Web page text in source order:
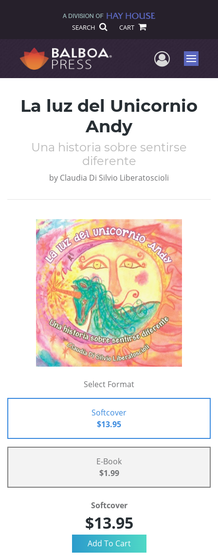
SEARCH CART
UserMenu
La luz del Unicornio
Andy
Una historia sobre sentirse
diferente
by Claudia Di Silvio Liberatoscioli
Select Format
Softcover
$13.95
E-Book
$1.99
Softcover
$13.95